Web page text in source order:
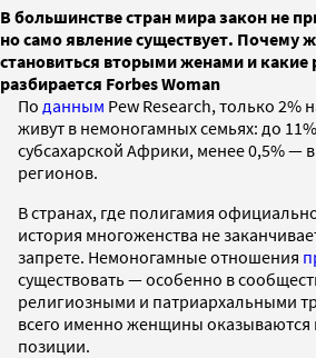
В большинстве стран мира закон не
но само явление существует. Почему
становиться вторыми женами и какие
разбирается Forbes Woman
По данным Pew Research, только 2%
живут в немоногамных семьях: до
субсахарской Африки, менее 0,5% —
регионов.
В странах, где полигамия
история многоженства не
запрете. Немоногамные отношения
существовать — особенно в
религиозными и патриархальными
всего именно женщины оказываются
позиции.